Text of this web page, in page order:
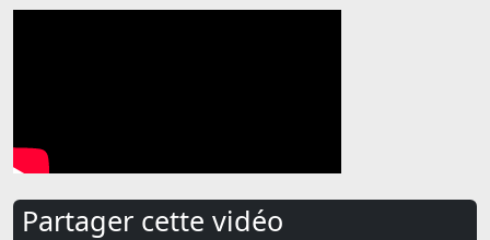
Partager cette vidéo